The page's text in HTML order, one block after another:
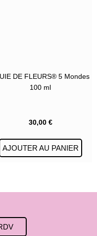
DE FLEURS® 5 Mondes
100 ml
30,00 €
AJOUTER AU PANIER